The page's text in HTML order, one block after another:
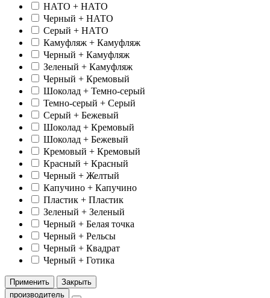
НАТО + НАТО
Черный + НАТО
Серый + НАТО
Камуфляж + Камуфляж
Черный + Камуфляж
Зеленый + Камуфляж
Черный + Кремовый
Шоколад + Темно-серый
Темно-серый + Серый
Серый + Бежевый
Шоколад + Кремовый
Шоколад + Бежевый
Кремовый + Кремовый
Красный + Красный
Черный + Желтый
Капучино + Капучино
Пластик + Пластик
Зеленый + Зеленый
Черный + Белая точка
Черный + Рельсы
Черный + Квадрат
Черный + Готика
Применить
Закрыть
производитель